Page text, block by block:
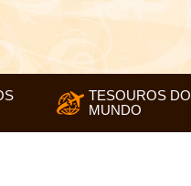
TESOUROS DO
MUNDO